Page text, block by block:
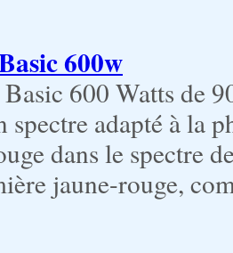
600w
600 Watts de
adapté à la
dans le spectre
jaune-rouge,